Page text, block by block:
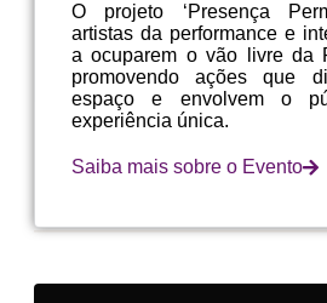
O projeto ‘Presença
artistas da performance e
a ocuparem o vão livre da
promovendo ações que
espaço e envolvem o
experiência única.
Saiba mais sobre o Evento